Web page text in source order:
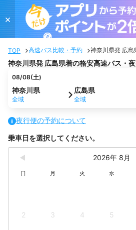
×
TOP 高速バス比較・予約 神奈川県発 広島
神奈川県発 広島県着の格安高速バス・
08/08(土)
神奈川県
全域
広島県
全域
夜行便の予約について
乗車日を選択してください。
2026年 8月
日 月 火 水
2 3 4 5